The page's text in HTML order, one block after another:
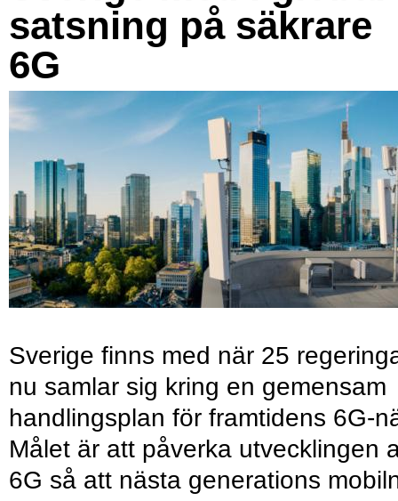
satsning på säkrare
6G
Sverige finns med när 25
nu samlar sig kring en gemensam
handlingsplan för framtidens 6G-
Målet är att påverka utvecklingen
6G så att nästa generations